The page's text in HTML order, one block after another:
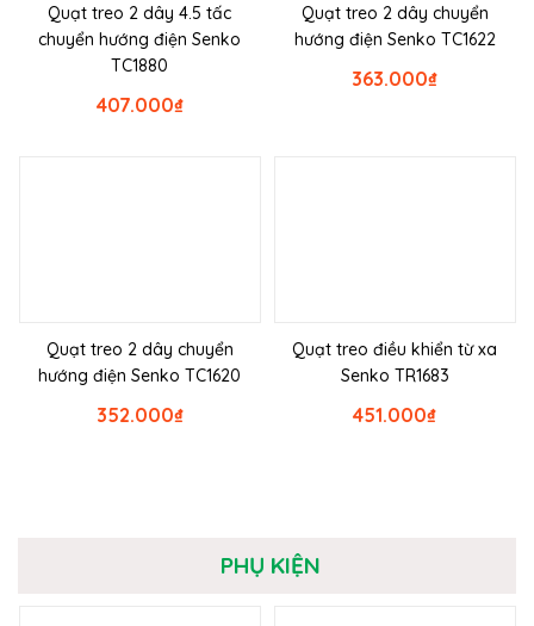
Quạt treo 2 dây 4.5 tấc
chuyển hướng điện Senko
TC1880
₫
407.000
Quạt treo 2 dây chuyển
hướng điện Senko TC1622
₫
363.000
Quạt treo 2 dây chuyển
hướng điện Senko TC1620
₫
352.000
Quạt treo điều khiển từ xa
Senko TR1683
₫
451.000
PHỤ KIỆN